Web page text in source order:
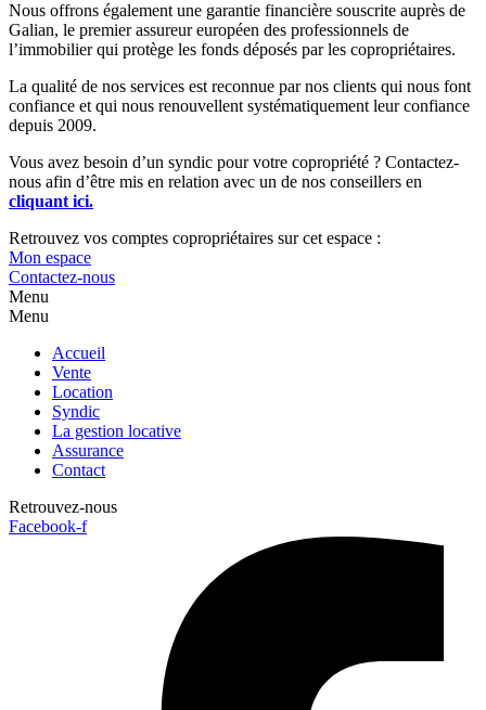
Nous offrons également une garantie financière souscrite auprès de
Galian, le premier assureur européen des professionnels de
l’immobilier qui protège les fonds déposés par les copropriétaires.
La qualité de nos services est reconnue par nos clients qui nous font
confiance et qui nous renouvellent systématiquement leur confiance
depuis 2009.
Vous avez besoin d’un syndic pour votre copropriété ? Contactez-
nous afin d’être mis en relation avec un de nos conseillers en
cliquant ici.
Retrouvez vos comptes copropriétaires sur cet espace :
Mon espace
Contactez-nous
Menu
Menu
Accueil
Vente
Location
Syndic
La gestion locative
Assurance
Contact
Retrouvez-nous
Facebook-f